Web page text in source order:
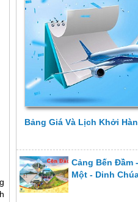
Bảng Giá Và Lịch Khởi
Cảng Bến Đầm
Một - Dinh
Yến - Miếu